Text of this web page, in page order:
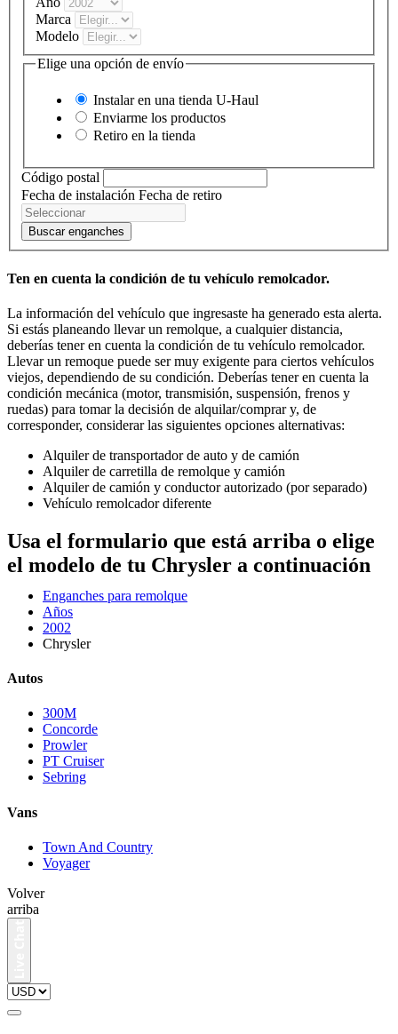
Marca
Modelo
Elige una opción de envío
Instalar en una tienda U-Haul
Enviarme los productos
Retiro en la tienda
Código postal
Fecha de instalación Fecha de retiro
Buscar enganches
Ten en cuenta la condición de tu vehículo remolcador.
La información del vehículo que ingresaste ha generado esta alerta.
Si estás planeando llevar un remolque, a cualquier distancia,
deberías tener en cuenta la condición de tu vehículo remolcador.
Llevar un remoque puede ser muy exigente para ciertos vehículos
viejos, dependiendo de su condición. Deberías tener en cuenta la
condición mecánica (motor, transmisión, suspensión, frenos y
ruedas) para tomar la decisión de alquilar/comprar y, de
corresponder, considerar las siguientes opciones alternativas:
Alquiler de transportador de auto y de camión
Alquiler de carretilla de remolque y camión
Alquiler de camión y conductor autorizado (por separado)
Vehículo remolcador diferente
Usa el formulario que está arriba o elige
el modelo de tu Chrysler a continuación
Enganches para remolque
Años
2002
Chrysler
Autos
300M
Concorde
Prowler
PT Cruiser
Sebring
Vans
Town And Country
Voyager
Volver
arriba